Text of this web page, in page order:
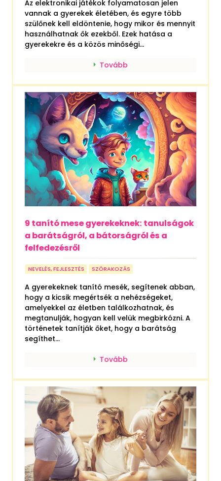
Az elektronikai játékok folyamatosan jelen
vannak a gyerekek életében, és egyre több
szülőnek kell eldöntenie, hogy mikor és mennyit
használhatnak ők ezekből. Ezek hatása a
gyerekekre és a közös minőségi...
Tovább
9 tanító mese gyerekeknek: tanulságok
a barátságról, a bátorságról és a
felfedezésről
NEVELÉS, FEJLESZTÉS SZÓRAKOZÁS
A gyerekeknek tanító mesék, segítenek abban,
hogy a kicsik megértsék a nehézségeket,
amelyekkel az életben találkozhatnak, és
megtanulják, hogyan kell velük megbirkózni. A
történetek tanítják őket, hogy a barátság
segíthet...
Tovább